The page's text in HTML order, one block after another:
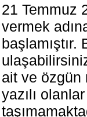
21 Temmuz
vermek
ait ve özgün
yazılı